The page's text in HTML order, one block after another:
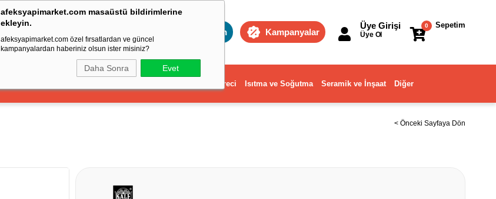
afeksyapimarket.com masaüstü bildirimlerine
ekleyin.
afeksyapimarket.com özel fırsatlardan ve güncel
kampanyalardan haberiniz olsun ister misiniz?
Daha Sonra Evet
Toptan Kampanyalar
Sepetim
0
Üye Girişi
Üye Ol
Dekorasyon ve Ev Gereci Isıtma ve Soğutma Seramik ve İnşaat Diğer
< Önceki Sayfaya Dön